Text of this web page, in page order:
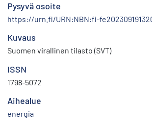
Pysyvä osoite
https://urn.fi/URN:NBN:fi-
Kuvaus
Suomen virallinen tilasto (SVT)
ISSN
1798-5072
Aihealue
energia